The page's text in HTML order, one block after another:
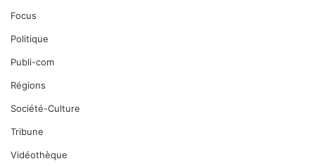
Focus
Politique
Publi-com
Régions
Société-Culture
Tribune
Vidéothèque